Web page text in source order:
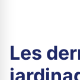
Les